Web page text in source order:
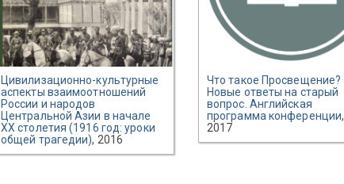
Цивилизационно-культурные
аспекты взаимоотношений
России и народов
Центральной Азии в начале
XX столетия (1916 год: уроки
общей трагедии), 2016
Что такое Просвещение?
Новые ответы на старый
вопрос. Английская
программа конференции,
2017